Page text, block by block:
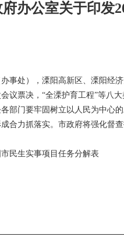
办公室关于印发
事处），溧阳高新区、溧阳经
议票决，“全溧护育工程”等八
部门要牢固树立以人民为中心
合力抓落实。市政府将强化督
民生实事项目任务分解表